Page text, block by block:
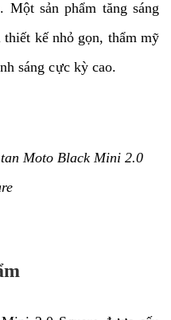
sản phẩm tăng sáng
kế nhỏ gọn, thẩm mỹ
sáng cực kỳ cao.
Moto Black Mini 2.0